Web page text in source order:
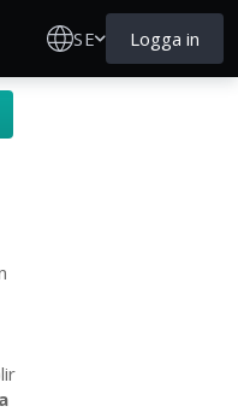
SE Logga in